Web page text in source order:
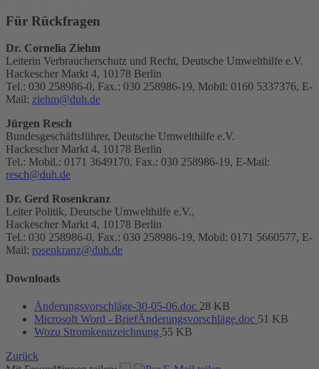
Für Rückfragen
Dr. Cornelia Ziehm
Leiterin Verbraucherschutz und Recht, Deutsche Umwelthilfe e.V.
Hackescher Markt 4, 10178 Berlin
Tel.: 030 258986-0, Fax.: 030 258986-19, Mobil: 0160 5337376, E-
Mail: ziehm@duh.de
Jürgen Resch
Bundesgeschäftsführer, Deutsche Umwelthilfe e.V.
Hackescher Markt 4, 10178 Berlin
Tel.: Mobil.: 0171 3649170, Fax.: 030 258986-19, E-Mail:
resch@duh.de
Dr. Gerd Rosenkranz
Leiter Politik, Deutsche Umwelthilfe e.V.,
Hackescher Markt 4, 10178 Berlin
Tel.: 030 258986-0, Fax.: 030 258986-19, Mobil: 0171 5660577, E-
Mail: rosenkranz@duh.de
Downloads
Änderungsvorschläge-30-05-06.doc 28 KB
Microsoft Word - BriefÄnderungsvorschläge.doc 51 KB
Wozu Stromkennzeichnung 55 KB
Zurück